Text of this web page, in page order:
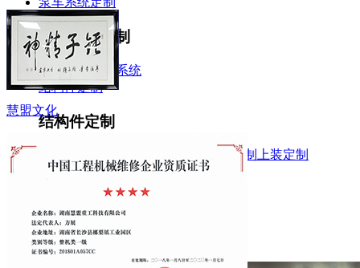
慧盟文化
泵车系统定制
电汽系统液压系统
结构件定制
结构件定制
上装定制
上装定制
维修与再制造
维修配件再制造